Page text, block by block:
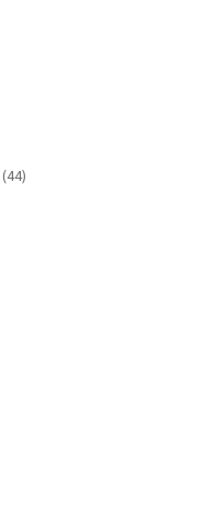
(44)